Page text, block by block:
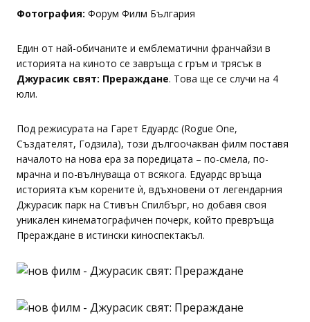
Фотография: Форум Филм България
Един от най-обичаните и емблематични франчайзи в
историята на киното се завръща с гръм и трясък в
Джурасик свят: Прераждане. Това ще се случи на 4
юли.
Под режисурата на Гарет Едуардс (Rogue One,
Създателят, Годзила), този дългоочакван филм поставя
началото на нова ера за поредицата – по-смела, по-
мрачна и по-вълнуваща от всякога. Едуардс връща
историята към корените ѝ, вдъхновени от легендарния
Джурасик парк на Стивън Спилбърг, но добавя своя
уникален кинематографичен почерк, който превръща
Прераждане в истински киноспектакъл.